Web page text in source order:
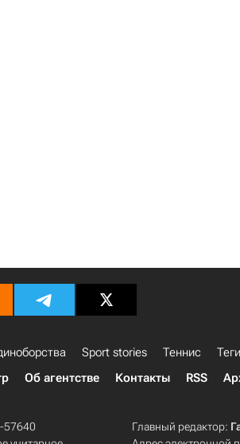
Sport stories Теннис Теги
Об агентстве Контакты RSS
57640
Главный редактор: